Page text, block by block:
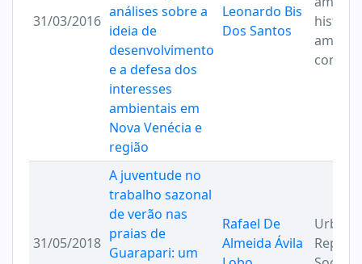
31/03/2016
análises sobre a
ideia de
desenvolvimento
e a defesa dos
interesses
ambientais em
Nova Venécia e
região
Leonardo Bis
Dos Santos
história
31/05/2018
A juventude no
trabalho sazonal
de verão nas
praias de
Guarapari: um
Rafael De
Almeida Ávila